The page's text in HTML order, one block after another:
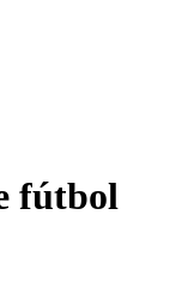
fútbol